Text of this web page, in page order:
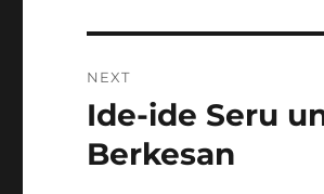
NEXT
Next
post:
Ide-ide Seru
Berkesan